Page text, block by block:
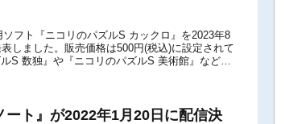
フト『ニコリのパズルS カックロ』を2023年8
しました。販売価格は500円(税込)に設定されて
S 数独』や『ニコリのパズルS 美術館』などに
ト』が2022年1月20日に配信決